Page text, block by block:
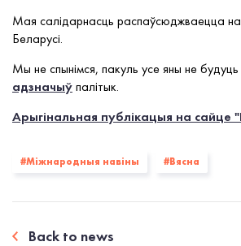
Мая салідарнасць распаўсюджваецца на
Беларусі.
Мы не спынімся, пакуль усе яны не
адзначыўпалітык.
Арыгінальная публікацыя на сайце
#Міжнародныя навіны #Вясна
Back to news